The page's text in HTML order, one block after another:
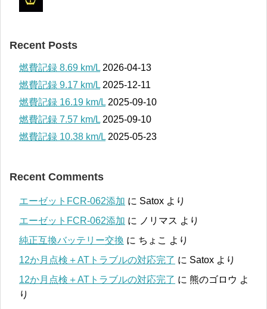
Recent Posts
燃費記録 8.69 km/L 2026-04-13
燃費記録 9.17 km/L 2025-12-11
燃費記録 16.19 km/L 2025-09-10
燃費記録 7.57 km/L 2025-09-10
燃費記録 10.38 km/L 2025-05-23
Recent Comments
エーゼットFCR-062添加 に Satox より
エーゼットFCR-062添加 に ノリマス より
純正互換バッテリー交換 に ちょこ より
12か月点検＋ATトラブルの対応完了 に Satox より
12か月点検＋ATトラブルの対応完了 に 熊のゴロウ よ
り